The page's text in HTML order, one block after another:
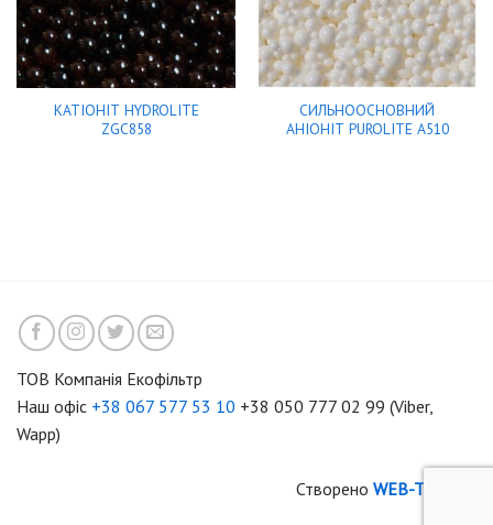
КАТІОНІТ HYDROLITE
ZGC858
СИЛЬНООСНОВНИЙ
АНІОНІТ PUROLITE A510
ТОВ Компанія Екофільтр
Наш офіс +38 067 577 53 10 +38 050 777 02 99 (Viber,
Wapp)
Створено WEB-TIME